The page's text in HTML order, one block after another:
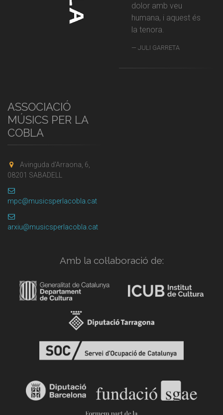
dolor amb veu
humana, i aquest és
la tenora.
JULI GARRETA
ASSOCIACIÓ
MÚSICS PER LA
COBLA
Avinguda d'Arraona, 6,
08201 SABADELL
mpc@musicsperlacobla.cat
arxiu@musicsperlacobla.cat
Amb la col·laboració de: